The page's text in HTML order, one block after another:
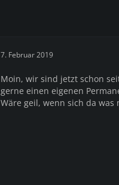
7. Februar 2019
Moin, wir sind jetzt schon
gerne einen eigenen
Wäre geil, wenn sich da was